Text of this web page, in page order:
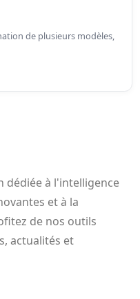
de plusieurs modèles,
à l'intelligence
et à la
de nos outils
actualités et